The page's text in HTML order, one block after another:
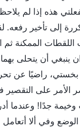
هذه إذا لم
إلى تأخير
الممكنة ثم
أن يتحلى
بخستي، راضيًا عن
الأمر على
جدًا! وعندما
وفي ألا